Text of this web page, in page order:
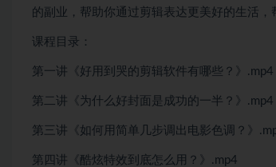
的副业，帮助你通过剪辑表达更美好的生活，
课程目录：
第一讲《好用到哭的剪辑软件有哪些？》.mp4
第二讲《为什么好封面是成功的一半？》.mp4
第三讲《如何用简单几步调出电影色调？》
第四讲《酷炫特效到底怎么用？》.mp4